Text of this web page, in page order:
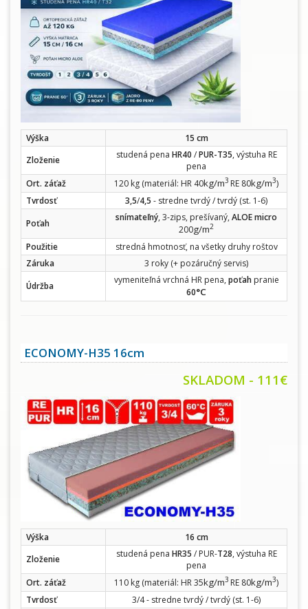
Výška
15 cm
Zloženie
studená pena HR40 /PUR-T35, výstuha RE
pena
Ort. záťaž
120 kg (materiál: HR 40kg/m3 RE 80kg/m3)
Tvrdosť
3,5/4,5 - stredne tvrdý / tvrdý (st. 1-6)
Poťah
snímateľný, 3-zips, prešívaný, ALOE micro
200g/m2
Použitie
stredná hmotnosť, na všetky druhy roštov
Záruka
3 roky (+ pozáručný servis)
Údržba
vymeniteľná vrchná HR pena, poťahpranie
60°C
ECONOMY-H35 16cm
SKLADOM - 111€
Výška
16 cm
Zloženie
studená pena HR35 / PUR-T28, výstuha RE
pena
Ort. záťaž
110 kg (materiál: HR 35kg/m3 RE 80kg/m3)
Tvrdosť
3/4 - stredne tvrdý / tvrdý (st. 1-6)